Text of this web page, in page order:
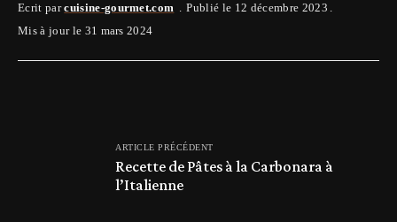
Ecrit parcuisine-gourmet.com
Publié le 12 décembre 2023
Mis à jour le 31 mars 2024
ARTICLE PRÉCÉDENT
Recette de Pâtes à la Carbonara à
l’Italienne